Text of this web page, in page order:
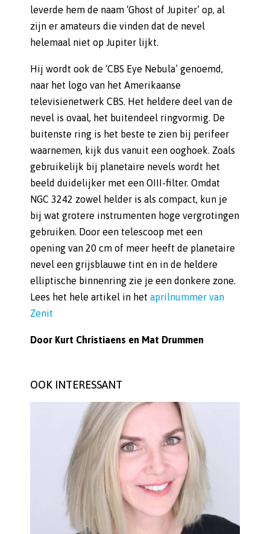
leverde hem de naam ‘Ghost of Jupiter’ op, al
zijn er amateurs die vinden dat de nevel
helemaal niet op Jupiter lijkt.
Hij wordt ook de ‘CBS Eye Nebula’ genoemd,
naar het logo van het Amerikaanse
televisienetwerk CBS. Het heldere deel van de
nevel is ovaal, het buitendeel ringvormig. De
buitenste ring is het beste te zien bij perifeer
waarnemen, kijk dus vanuit een ooghoek. Zoals
gebruikelijk bij planetaire nevels wordt het
beeld duidelijker met een OIII-filter. Omdat
NGC 3242 zowel helder is als compact, kun je
bij wat grotere instrumenten hoge vergrotingen
gebruiken. Door een telescoop met een
opening van 20 cm of meer heeft de planetaire
nevel een grijsblauwe tint en in de heldere
elliptische binnenring zie je een donkere zone.
Lees het hele artikel in het aprilnummer van
Zenit
Door Kurt Christiaens en Mat Drummen
OOK INTERESSANT